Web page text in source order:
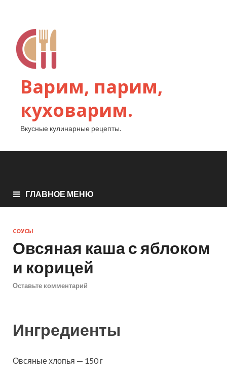
Варим, парим,
куховарим.
Вкусные кулинарные рецепты.
ГЛАВНОЕ МЕНЮ
СОУСЫ
Овсяная каша с яблоком
и корицей
Оставьте комментарий
Ингредиенты
Овсяные хлопья — 150 г